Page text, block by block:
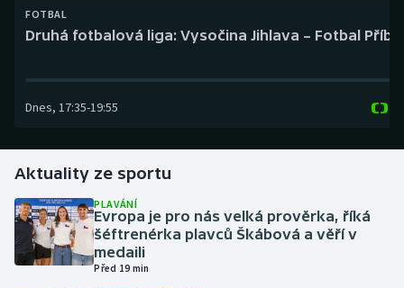
Golf
Gymnastika
Házená
FOTBAL
Druhá fotbalová liga: Vysočina Jihlava – Fotbal
Dnes, 17:35-19:55
Aktuality ze sportu
PLAVÁNÍ
Evropa je pro nás velká prověrka, říká
šéftrenérka plavců Škábová a věří v
medaili
Před 19 min